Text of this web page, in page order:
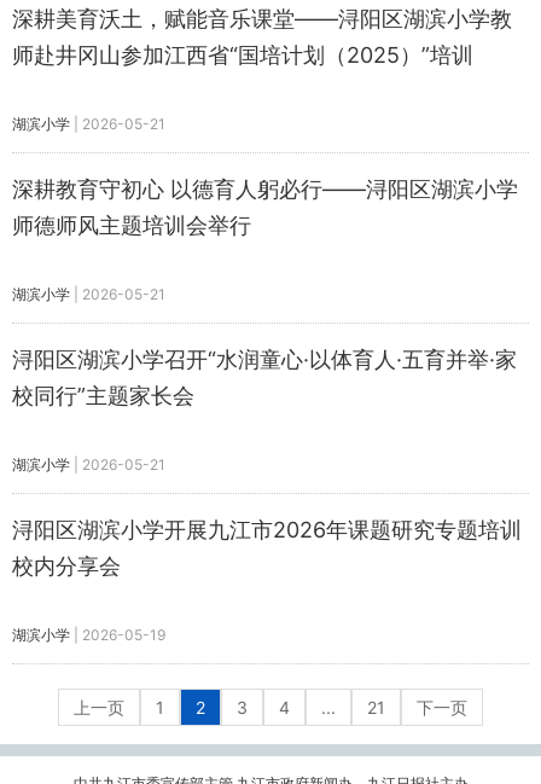
深耕美育沃土，赋能音乐课堂——浔阳区湖滨小学教
师赴井冈山参加江西省“国培计划（2025）”培训
湖滨小学 2026-05-21
深耕教育守初心 以德育人躬必行——浔阳区湖滨小学
师德师风主题培训会举行
湖滨小学 2026-05-21
浔阳区湖滨小学召开“水润童心·以体育人·五育并举·家
校同行”主题家长会
湖滨小学 2026-05-21
浔阳区湖滨小学开展九江市2026年课题研究专题培训
校内分享会
湖滨小学 2026-05-19
上一页 1 2 3 4 ... 21 下一页